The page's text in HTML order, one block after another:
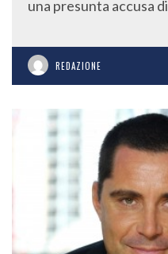
una presunta accusa di
REDAZIONE